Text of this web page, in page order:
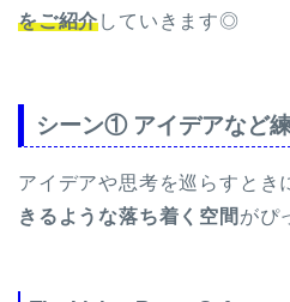
をご紹介していきます◎
シーン① アイデアなど
アイデアや思考を巡らすとき
きるような落ち着く空間 がぴ